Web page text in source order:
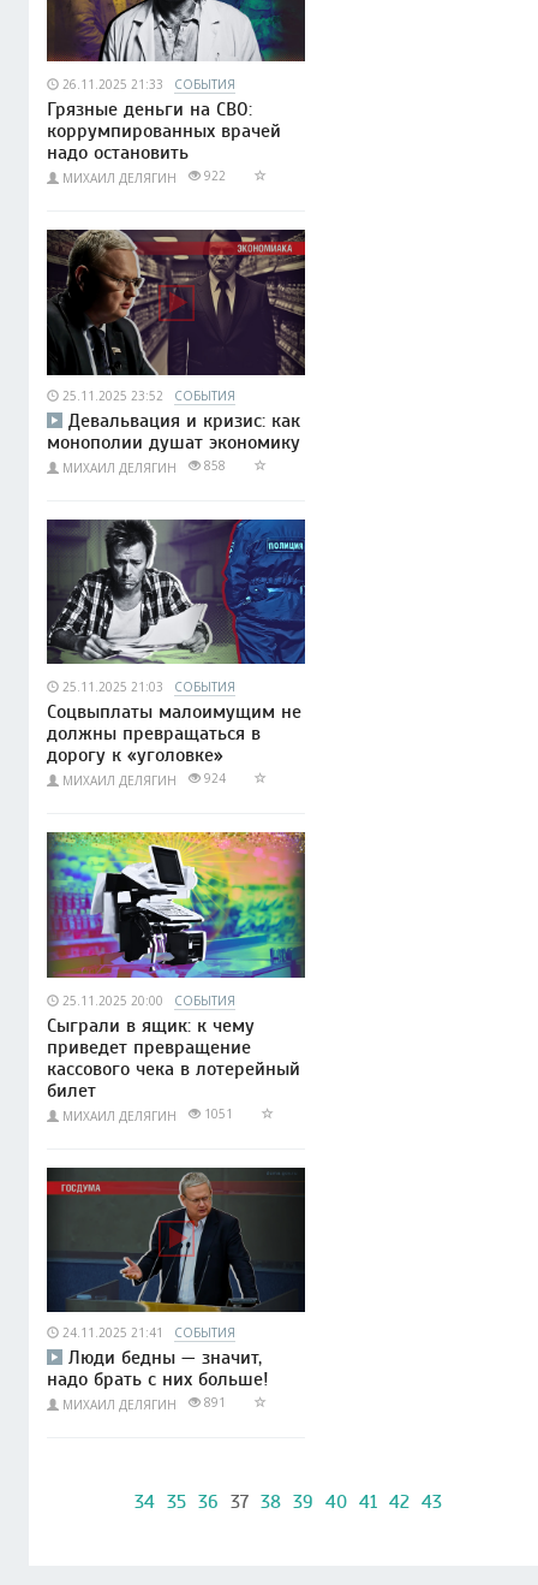
26.11.2025 21:33 СОБЫТИЯ
Грязные деньги на СВО:
коррумпированных врачей
надо остановить
МИХАИЛ ДЕЛЯГИН 922
25.11.2025 23:52 СОБЫТИЯ
Девальвация и кризис: как
монополии душат экономику
МИХАИЛ ДЕЛЯГИН 858
25.11.2025 21:03 СОБЫТИЯ
Соцвыплаты малоимущим не
должны превращаться в
дорогу к «уголовке»
МИХАИЛ ДЕЛЯГИН 924
25.11.2025 20:00 СОБЫТИЯ
Сыграли в ящик: к чему
приведет превращение
кассового чека в лотерейный
билет
МИХАИЛ ДЕЛЯГИН 1051
24.11.2025 21:41 СОБЫТИЯ
Люди бедны — значит,
надо брать с них больше!
МИХАИЛ ДЕЛЯГИН 891
34 35 36 37 38 39 40 41 42 43